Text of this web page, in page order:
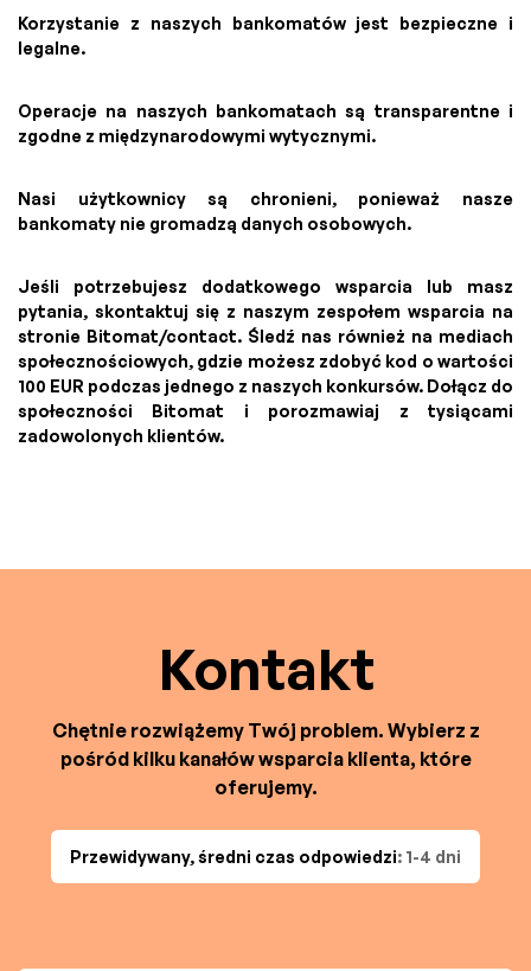
Korzystanie z naszych bankomatów jest bezpieczne i
legalne.
Operacje na naszych bankomatach są transparentne i
zgodne z międzynarodowymi wytycznymi.
Nasi użytkownicy są chronieni, ponieważ nasze
bankomaty nie gromadzą danych osobowych.
Jeśli potrzebujesz dodatkowego wsparcia lub masz
pytania, skontaktuj się z naszym zespołem wsparcia na
stronie Bitomat/contact. Śledź nas również na mediach
społecznościowych, gdzie możesz zdobyć kod o wartości
100 EUR podczas jednego z naszych konkursów. Dołącz do
społeczności Bitomat i porozmawiaj z tysiącami
zadowolonych klientów.
Kontakt
Chętnie rozwiążemy Twój problem. Wybierz z
pośród kilku kanałów wsparcia klienta, które
oferujemy.
Przewidywany, średni czas odpowiedzi: 1-4 dni